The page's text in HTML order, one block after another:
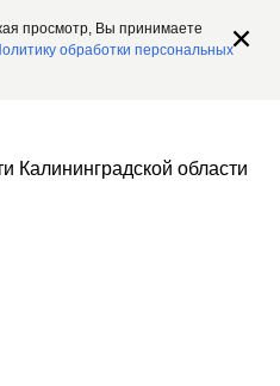
просмотр, Вы принимаете
обработки персональных
Калининградской области